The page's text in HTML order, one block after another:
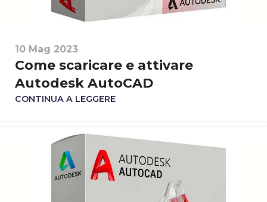
10 Mag 2023
Come scaricare e attivare
Autodesk AutoCAD
CONTINUA A LEGGERE